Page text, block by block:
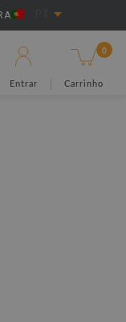
Entrar
0
Carrinho